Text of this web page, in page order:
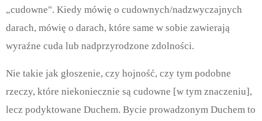
„cudowne". Kiedy mówię o cudownych/nadzwyczajnych
darach, mówię o darach, które same w sobie zawierają
wyraźne cuda lub nadprzyrodzone zdolności.
Nie takie jak głoszenie, czy hojność, czy tym podobne
rzeczy, które niekoniecznie są cudowne [w tym znaczeniu],
lecz podyktowane Duchem. Bycie prowadzonym Duchem to